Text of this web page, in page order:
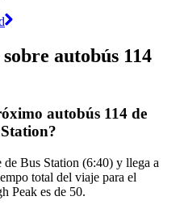
autobús 114
autobús 114 de
Bus Station (6:40) y llega a
total del viaje para el
Peak es de 50.